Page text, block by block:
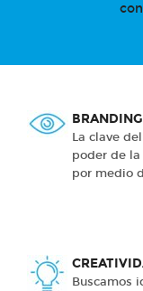
La clave
poder de
por medio
Buscamos